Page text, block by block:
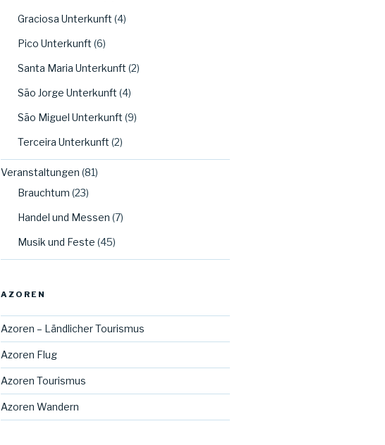
Graciosa Unterkunft (4)
Pico Unterkunft (6)
Santa Maria Unterkunft (2)
São Jorge Unterkunft (4)
São Miguel Unterkunft (9)
Terceira Unterkunft (2)
Veranstaltungen (81)
Brauchtum (23)
Handel und Messen (7)
Musik und Feste (45)
AZOREN
Azoren – Ländlicher Tourismus
Azoren Flug
Azoren Tourismus
Azoren Wandern